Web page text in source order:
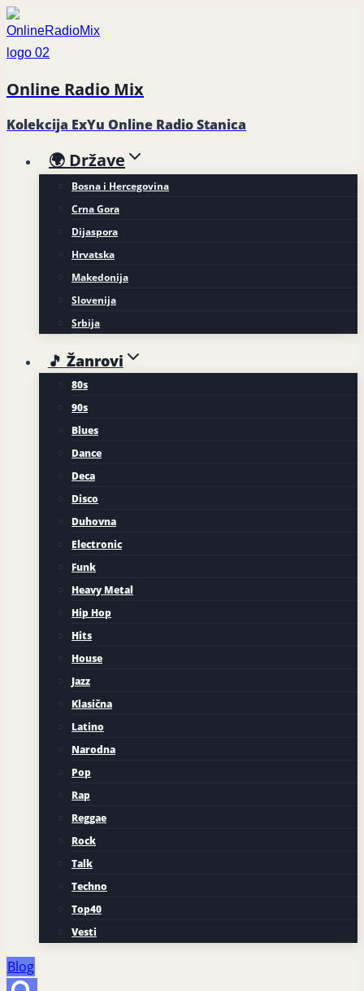
Skip
to
content
Online Radio Mix
Kolekcija ExYu Online Radio Stanica
🌍 Države
Bosna i Hercegovina
Crna Gora
Dijaspora
Hrvatska
Makedonija
Slovenija
Srbija
🎵 Žanrovi
80s
90s
Blues
Dance
Deca
Disco
Duhovna
Electronic
Funk
Heavy Metal
Hip Hop
Hits
House
Jazz
Klasična
Latino
Narodna
Pop
Rap
Reggae
Rock
Talk
Techno
Top40
Vesti
Blog